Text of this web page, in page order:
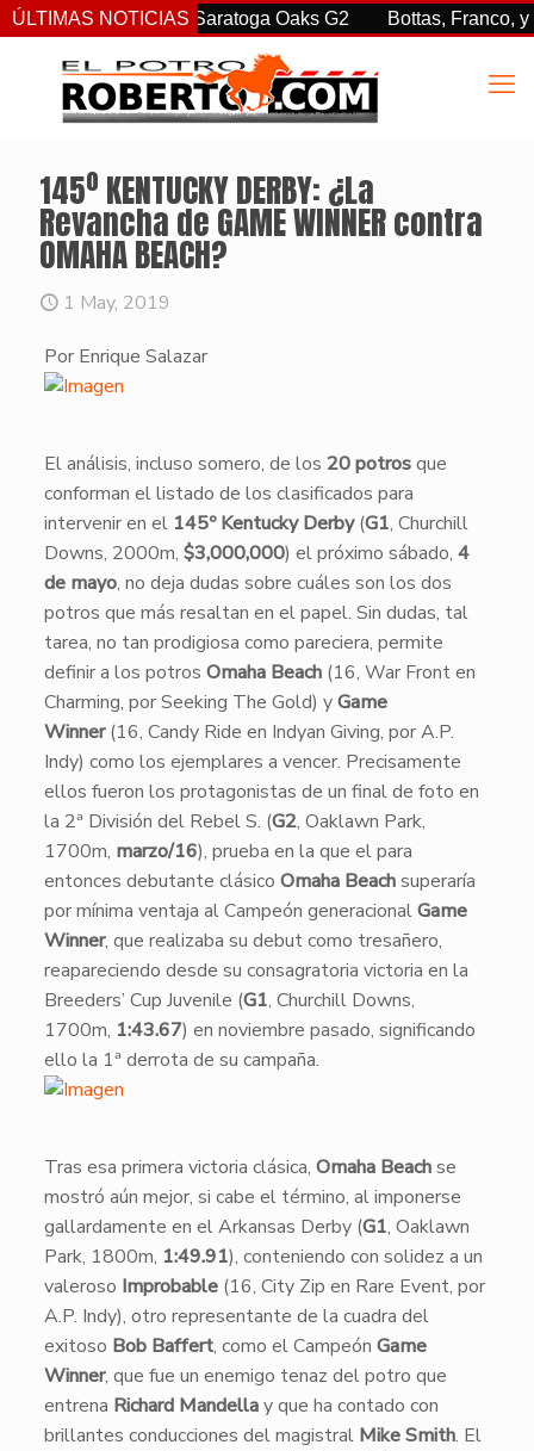
ÚLTIMAS NOTICIAS
en las Saratoga Oaks G2 Bottas, Franco, y
145º KENTUCKY DERBY: ¿La
Revancha de GAME WINNER contra
OMAHA BEACH?
1 May, 2019
Por Enrique Salazar
​El análisis, incluso somero, de los 20 potrosque
conforman el listado de los clasificados para
intervenir en el 145º Kentucky Derby(G1, Churchill
Downs, 2000m, $3,000,000) el próximo sábado, 4
de mayo, no deja dudas sobre cuáles son los dos
potros que más resaltan en el papel. Sin dudas, tal
tarea, no tan prodigiosa como pareciera, permite
definir a los potros Omaha Beach(16, War Front en
Charming, por Seeking The Gold) yGame
Winner(16, Candy Ride en Indyan Giving, por A.P.
Indy) como los ejemplares a vencer. Precisamente
ellos fueron los protagonistas de un final de foto en
la 2ª División del Rebel S. (G2, Oaklawn Park,
1700m, marzo/16), prueba en la que el para
entonces debutante clásico Omaha Beachsuperaría
por mínima ventaja al Campeón generacionalGame
Winner, que realizaba su debut como tresañero,
reapareciendo desde su consagratoria victoria en la
Breeders’ Cup Juvenile (G1, Churchill Downs,
1700m, 1:43.67) en noviembre pasado, significando
ello la 1ª derrota de su campaña.
Tras esa primera victoria clásica, Omaha Beachse
mostró aún mejor, si cabe el término, al imponerse
gallardamente en el Arkansas Derby (G1, Oaklawn
Park, 1800m, 1:49.91), conteniendo con solidez a un
valeroso Improbable(16, City Zip en Rare Event, por
A.P. Indy), otro representante de la cuadra del
exitoso Bob Baffert, como el Campeón Game
Winner, que fue un enemigo tenaz del potro que
entrena Richard Mandellay que ha contado con
brillantes conducciones del magistral Mike Smith. El